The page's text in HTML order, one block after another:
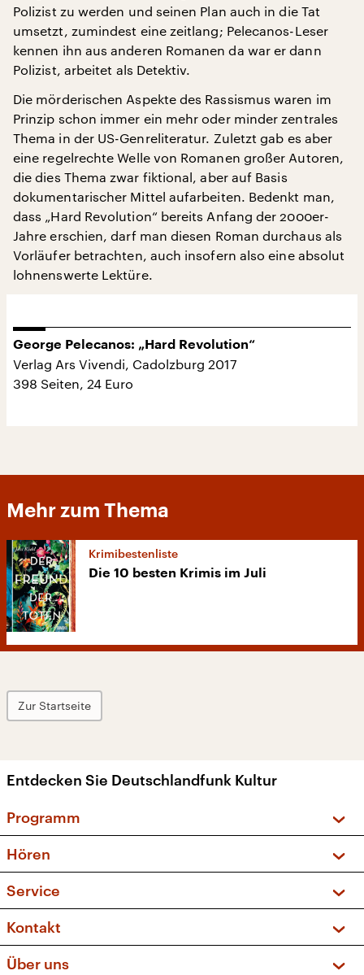
Polizist zu werden und seinen Plan auch in die Tat
umsetzt, zumindest eine zeitlang; Pelecanos-Leser
kennen ihn aus anderen Romanen da war er dann
Polizist, arbeitet als Detektiv.
Die mörderischen Aspekte des Rassismus waren im
Prinzip schon immer ein mehr oder minder zentrales
Thema in der US-Genreliteratur. Zuletzt gab es aber
eine regelrechte Welle von Romanen großer Autoren,
die dies Thema zwar fiktional, aber auf Basis
dokumentarischer Mittel aufarbeiten. Bedenkt man,
dass „Hard Revolution“ bereits Anfang der 2000er-
Jahre erschien, darf man diesen Roman durchaus als
Vorläufer betrachten, auch insofern also eine absolut
lohnenswerte Lektüre.
George Pelecanos: „Hard Revolution“
Verlag Ars Vivendi, Cadolzburg 2017
398 Seiten, 24 Euro
Mehr zum Thema
Krimibestenliste
Die 10 besten Krimis im Juli
Zur Startseite
Entdecken Sie Deutschlandfunk Kultur
Programm
Sendungen und Podcasts
Musikliste
Kakadu – Das Kinderprogramm
Hören
Frequenzen (UKW + DAB+)
Service
FAQ
Apps
Kontakt
Über uns